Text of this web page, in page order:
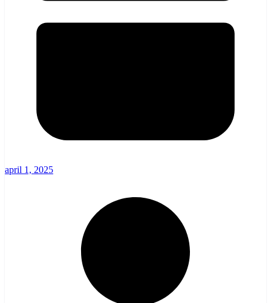
april 1, 2025